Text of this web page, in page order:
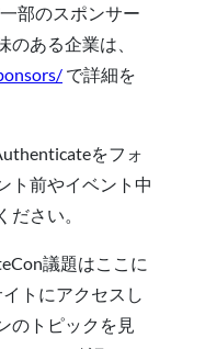
部のスポンサー
ある企業は、
で詳細を
をフォ
ト前やイベント中
さい。
議題はここに
トにアクセスし
のトピックを見